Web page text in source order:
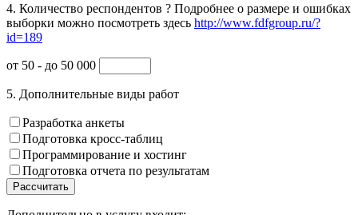
4. Количество респондентов ? Подробнее о размере и ошибках
выборки можно посмотреть здесь http://www.fdfgroup.ru/?
id=189
от 50 - до 50 000
5. Дополнительные виды работ
Разработка анкеты
Подготовка кросс-таблиц
Программирование и хостинг
Подготовка отчета по результатам
Рассчитать